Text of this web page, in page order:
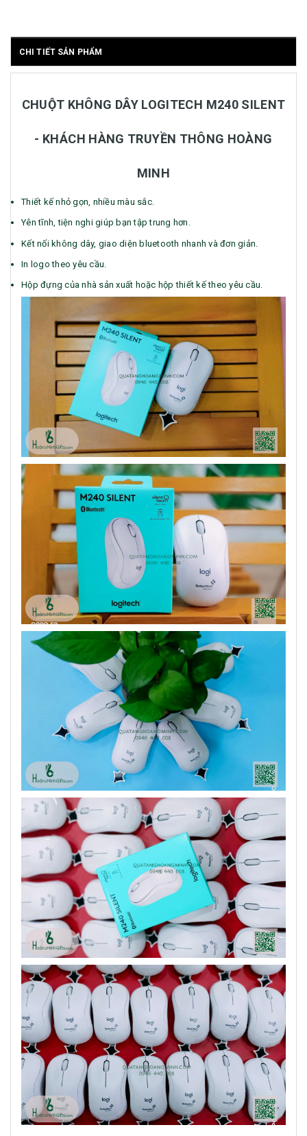
CHI TIẾT SẢN PHẨM
CHUỘT KHÔNG DÂY LOGITECH M240 SILENT
- KHÁCH HÀNG TRUYỀN THÔNG HOÀNG
MINH
Thiết kế nhỏ gọn, nhiều màu sắc.
Yên tĩnh, tiện nghi giúp bạn tập trung hơn.
Kết nối không dây, giao diện bluetooth nhanh và đơn giản.
In logo theo yêu cầu.
Hộp đựng của nhà sản xuất hoặc hộp thiết kế theo yêu cầu.